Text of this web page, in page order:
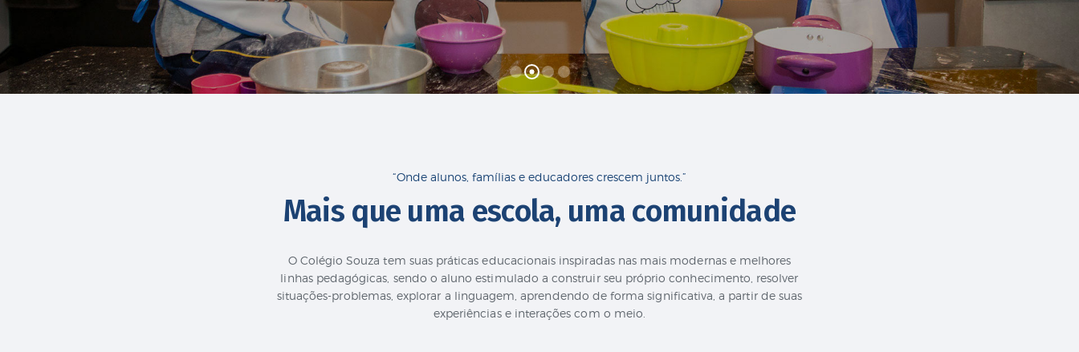
“Onde alunos, famílias e educadores crescem juntos.”
Mais que uma escola, uma comunidade
O Colégio Souza tem suas práticas educacionais inspiradas nas mais modernas e melhores
linhas pedagógicas, sendo o aluno estimulado a construir seu próprio conhecimento, resolver
situações-problemas, explorar a linguagem, aprendendo de forma significativa, a partir de suas
experiências e interações com o meio.